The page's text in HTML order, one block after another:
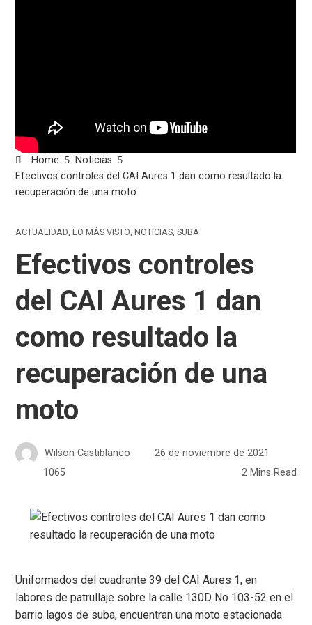
Home
Noticias
Efectivos controles del CAI Aures 1 dan como resultado la
recuperación de una moto
ACTUALIDAD,LO MÁS VISTO,NOTICIAS,SUBA
Efectivos controles
del CAI Aures 1 dan
como resultado la
recuperación de una
moto
Wilson Castiblanco
26 de noviembre de 2021
1065
2 Mins Read
Uniformados del cuadrante 39 del CAI Aures 1, en
labores de patrullaje sobre la calle 130D No 103-52 en el
barrio lagos de suba, encuentran una moto estacionada